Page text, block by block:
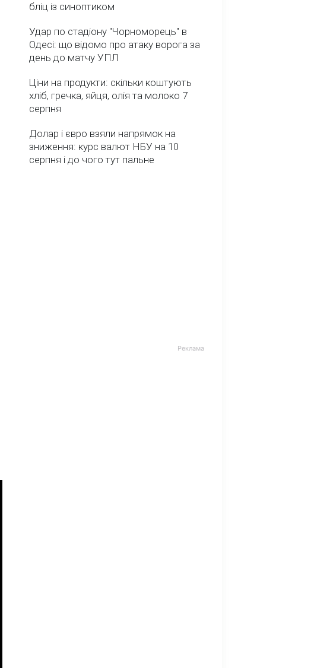
бліц із синоптиком
Удар по стадіону "Чорноморець" в
Одесі: що відомо про атаку ворога за
день до матчу УПЛ
Ціни на продукти: скільки коштують
хліб, гречка, яйця, олія та молоко 7
серпня
Долар і євро взяли напрямок на
зниження: курс валют НБУ на 10
серпня і до чого тут пальне